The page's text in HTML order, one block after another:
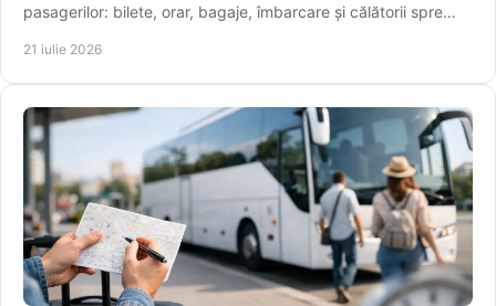
pasagerilor: bilete, orar, bagaje, îmbarcare și călătorii spre
21 iulie 2026